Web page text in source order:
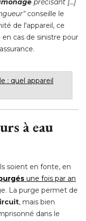
conseille le
de l'appareil, ce
cas de sinistre pour
: quel appareil
à eau
soient en fonte, en
une fois par an
La purge permet de
, mais bien
dans le